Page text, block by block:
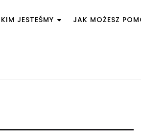
KIM JESTEŚMY JAK MOŻESZ